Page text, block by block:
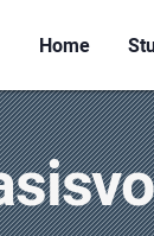
Main
Home